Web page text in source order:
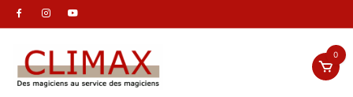
Aller
au
contenu
0